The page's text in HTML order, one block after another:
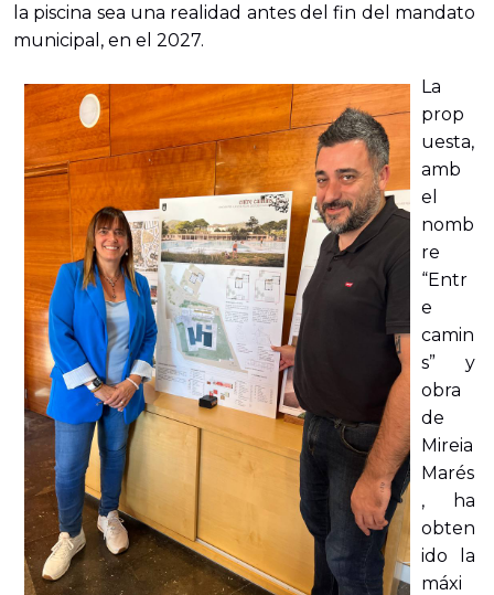
la piscina sea una realidad antes del fin del mandato
municipal, en el 2027.
La
prop
uesta,
amb
el
nomb
re
“Entr
e
camin
s” y
obra
de
Mireia
Marés
,
ha
obten
ido la
máxi